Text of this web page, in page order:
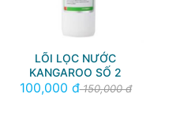
LÕI LỌC NƯỚC
KANGAROO SỐ 2
100,000 đ150,000 đ